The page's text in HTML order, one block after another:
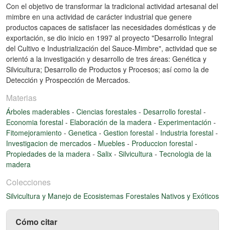
Con el objetivo de transformar la tradicional actividad artesanal del
mimbre en una actividad de carácter industrial que genere
productos capaces de satisfacer las necesidades domésticas y de
exportación, se dio inicio en 1997 al proyecto "Desarrollo Integral
del Cultivo e Industrialización del Sauce-Mimbre", actividad que se
orientó a la investigación y desarrollo de tres áreas: Genética y
Silvicultura; Desarrollo de Productos y Procesos; así como la de
Detección y Prospección de Mercados.
Materias
Árboles maderables - Ciencias forestales - Desarrollo forestal -
Economia forestal - Elaboración de la madera - Experimentación -
Fitomejoramiento - Genetica - Gestion forestal - Industria forestal -
Investigacion de mercados - Muebles - Produccion forestal -
Propiedades de la madera - Salix - Silvicultura - Tecnologia de la
madera
Colecciones
Silvicultura y Manejo de Ecosistemas Forestales Nativos y Exóticos
Cómo citar